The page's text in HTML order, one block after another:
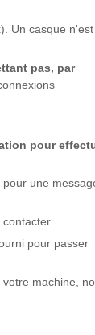
Un casque
pas, par
pour
une
pour passer
machine,